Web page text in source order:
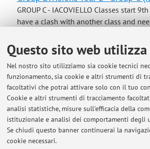
Questo sito web
Nel nostro sito utilizziamo sia cookie tecnici
funzionamento, sia cookie e altri strumenti di
facoltativi che potrai attivare solo con il tuo
Cookie e altri strumenti di tracciamento
analisi statistiche, misure sull'efficacia della
istituzionale e analisi dei comportamenti degli
Se chiudi questo banner continuerai la
cookie necessari.
GROUP C - IACOVIELLO Classes start
have a clash with another class and
with this and which group you can
should move to a group adjacent to
been assigned to. If you are not ...
Pubblicato il: 19 settembre 2025
Group Divisions Year 2 - Groups D,
(Blundell)
GROUP D - BLUNDELL Classes start 7th
have a clash with another class and